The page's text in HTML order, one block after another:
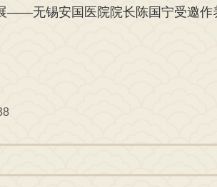
——无锡安国医院院长陈国宁受邀作